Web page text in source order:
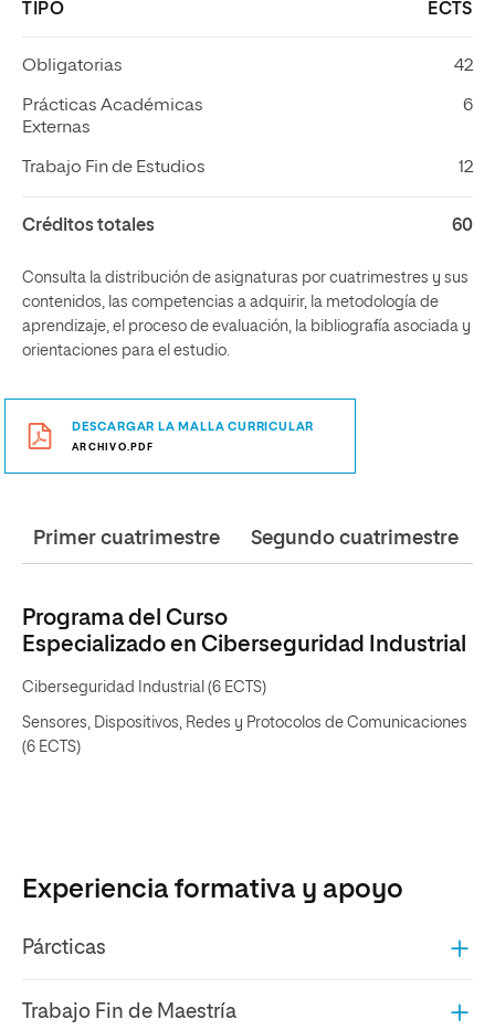
TIPO ECTS
Obligatorias 42
Prácticas Académicas
Externas
6
Trabajo Fin de Estudios 12
Créditos totales 60
Consulta la distribución de asignaturas por cuatrimestres y sus
contenidos, las competencias a adquirir, la metodología de
aprendizaje, el proceso de evaluación, la bibliografía asociada y
orientaciones para el estudio.
DESCARGAR LA MALLA CURRICULAR
ARCHIVO.PDF
Primer cuatrimestre Segundo cuatrimestre
Programa del Curso
Especializado en Ciberseguridad Industrial
Ciberseguridad Industrial (6 ECTS)
Sensores, Dispositivos, Redes y Protocolos de Comunicaciones
(6 ECTS)
Experiencia formativa y apoyo
Párcticas
Trabajo Fin de Maestría